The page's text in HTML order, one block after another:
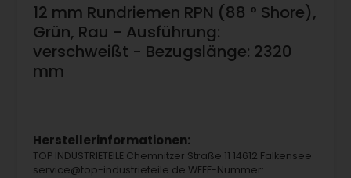
12 mm Rundriemen RPN (88 ° Shore),
Grün, Rau - Ausführung:
verschweißt - Bezugslänge: 2320
mm
Herstellerinformationen:
TOP INDUSTRIETEILE Chemnitzer Straße 11 14612 Falkensee
service@top-industrieteile.de WEEE-Nummer: